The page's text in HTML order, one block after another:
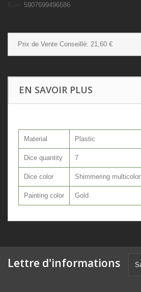
5907699496686
Prix de Vente Conseillé: 21,60 €
EN SAVOIR PLUS
Material Plastic
Dice quantity 7
Dice color Shimmering multicolor
Painting color Gold
Lettre d'informations